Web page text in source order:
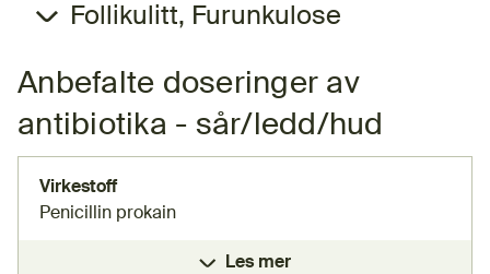
Follikulitt, Furunkulose
Anbefalte doseringer av
antibiotika - sår/ledd/hud
Virkestoff
Penicillin prokain
Les mer